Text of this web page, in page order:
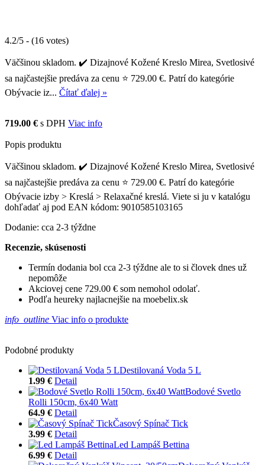
4.2/5 - (16 votes)
Väčšinou skladom. ✔️ Dizajnové Kožené Kreslo Mirea, Svetlosivé
sa najčastejšie predáva za cenu ⭐ 729.00 €. Patrí do kategórie
Obývacie iz... Čítať ďalej »
719.00 € s DPH Viac info
Popis produktu
Väčšinou skladom. ✔️ Dizajnové Kožené Kreslo Mirea, Svetlosivé
sa najčastejšie predáva za cenu ⭐ 729.00 €. Patrí do kategórie
Obývacie izby > Kreslá > Relaxačné kreslá. Viete si ju v katalógu
dohľadať aj pod EAN kódom: 9010585103165
Dodanie: cca 2-3 týždne
Recenzie, skúsenosti
Termín dodania bol cca 2-3 týždne ale to si človek dnes už
nepomôže
Akciovej cene 729.00 € som nemohol odolať.
Podľa heureky najlacnejšie na moebelix.sk
info_outline Viac info o produkte
Podobné produkty
Destilovaná Voda 5 L
1.99 € Detail
Bodové Svetlo
Rolli 150cm, 6x40 Watt
64.9 € Detail
Časový Spínač Tick
3.99 € Detail
Led Lampáš Bettina
6.99 € Detail